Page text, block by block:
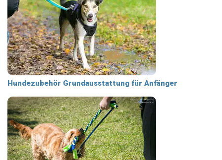
Hundezubehör Grundausstattung für Anfänger